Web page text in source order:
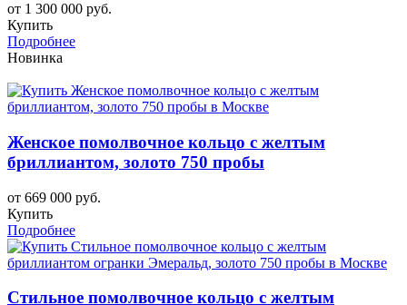
от 1 300 000 руб.
Купить
Подробнее
Новинка
Женское помолвочное кольцо с желтым
бриллиантом, золото 750 пробы
от 669 000 руб.
Купить
Подробнее
Стильное помолвочное кольцо с желтым